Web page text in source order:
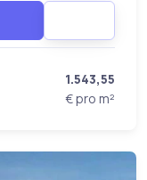
1.543,55
€ pro m²